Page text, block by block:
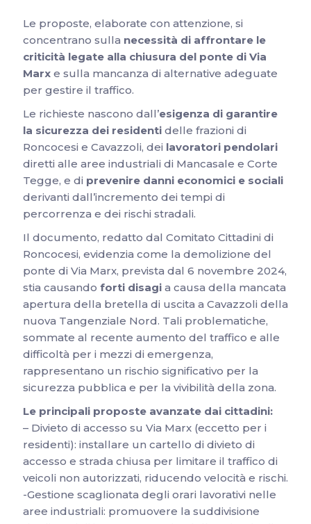
Le proposte, elaborate con attenzione, si
concentrano sulla necessità di affrontare le
criticità legate alla chiusura del ponte di Via
Marxe sulla mancanza di alternative adeguate
per gestire il traffico.
Le richieste nascono dall’esigenza di garantire
la sicurezza dei residentidelle frazioni di
Roncocesi e Cavazzoli, dei lavoratori pendolari
diretti alle aree industriali di Mancasale e Corte
Tegge, e di prevenire danni economici e sociali
derivanti dall’incremento dei tempi di
percorrenza e dei rischi stradali.
Il documento, redatto dal Comitato Cittadini di
Roncocesi, evidenzia come la demolizione del
ponte di Via Marx, prevista dal 6 novembre 2024,
stia causando forti disagia causa della mancata
apertura della bretella di uscita a Cavazzoli della
nuova Tangenziale Nord. Tali problematiche,
sommate al recente aumento del traffico e alle
difficoltà per i mezzi di emergenza,
rappresentano un rischio significativo per la
sicurezza pubblica e per la vivibilità della zona.
Le principali proposte avanzate dai cittadini:
– Divieto di accesso su Via Marx (eccetto per i
residenti): installare un cartello di divieto di
accesso e strada chiusa per limitare il traffico di
veicoli non autorizzati, riducendo velocità e rischi.
-Gestione scaglionata degli orari lavorativi nelle
aree industriali: promuovere la suddivisione